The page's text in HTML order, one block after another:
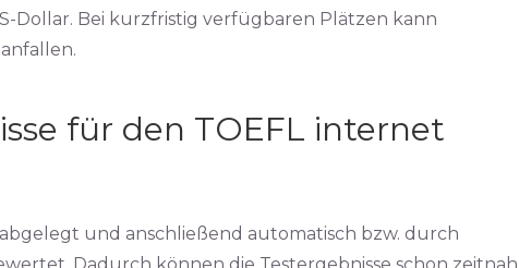
Dollar. Bei kurzfristig verfügbaren Plätzen kann
für den TOEFL internet
und anschließend automatisch bzw. durch